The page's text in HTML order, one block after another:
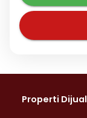
Properti Dijual